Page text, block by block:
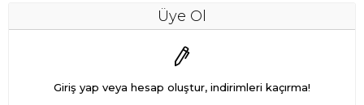
Üye Ol
Giriş yap veya hesap oluştur, indirimleri kaçırma!